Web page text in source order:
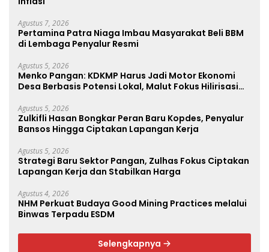
Agustus 7, 2026
Pertamina Patra Niaga Imbau Masyarakat Beli BBM
di Lembaga Penyalur Resmi
Agustus 5, 2026
Menko Pangan: KDKMP Harus Jadi Motor Ekonomi
Desa Berbasis Potensi Lokal, Malut Fokus Hilirisasi
Agustus 5, 2026
Zulkifli Hasan Bongkar Peran Baru Kopdes, Penyalur
Bansos Hingga Ciptakan Lapangan Kerja
Agustus 5, 2026
Strategi Baru Sektor Pangan, Zulhas Fokus Ciptakan
Lapangan Kerja dan Stabilkan Harga
Agustus 4, 2026
NHM Perkuat Budaya Good Mining Practices melalui
Binwas Terpadu ESDM
Selengkapnya